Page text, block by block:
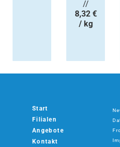
//
8,32 €
/ kg
Start
Filialen
Angebote
Kontakt